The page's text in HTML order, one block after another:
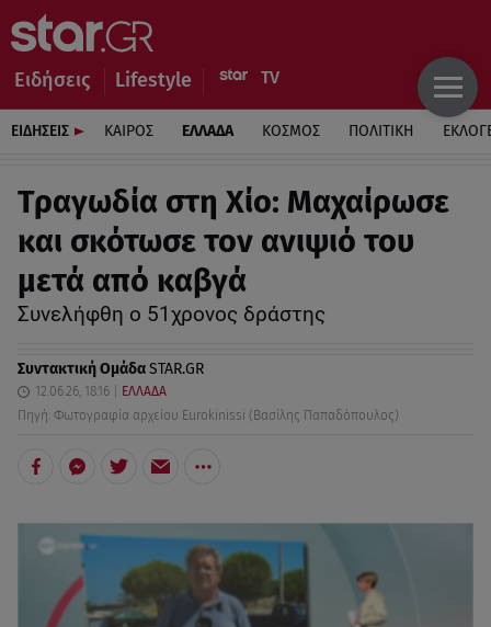
Ειδήσεις Lifestyle
ΕΙΔΗΣΕΙΣ ΚΑΙΡΟΣ ΕΛΛΑΔΑ ΚΟΣΜΟΣ ΠΟΛΙΤΙΚΗ
Τραγωδία στη Χίο: Μαχαίρωσε
και σκότωσε τον ανιψιό του
μετά από καβγά
Συνελήφθη ο 51χρονος δράστης
Συντακτική ΟμάδαSTAR.GR
12.06.26, 18:16
ΕΛΛΑΔΑ
Πηγή: Φωτογραφία αρχείου Eurokinissi (Βασίλης Παπαδόπουλος)